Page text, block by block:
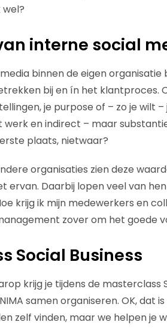
interne social
binnen de eigen
bij en ín het klantproces.
je purpose of – zo je wilt –
en indirect – maar
plaats, nietwaar?
organisaties zien deze
ervan. Daarbij lopen veel van
krijg ik mijn medewerkers en
zover om het goede
Social Business
krijg je tijdens de masterclass
samen organiseren. OK, dat
zelf vinden, maar we helpen je